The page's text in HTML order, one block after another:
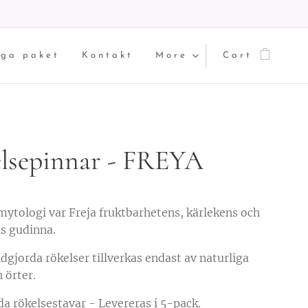
paket Kontakt More Cart
- FREYA
var Freja fruktbarhetens, kärlekens och
gudinna.
rökelser tillverkas endast av naturliga
örter.
rökelsestavar - Levereras i 5-pack.